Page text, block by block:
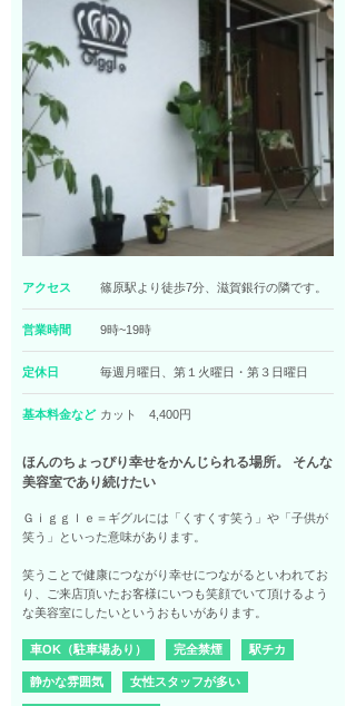
アクセス 篠原駅より徒歩7分、滋賀銀行の隣です。
営業時間 9時~19時
定休日 毎週月曜日、第１火曜日・第３日曜日
基本料金など カット 4,400円
ほんのちょっぴり幸せをかんじられる場所。 そんな
美容室であり続けたい
Ｇｉｇｇｌｅ＝ギグルには「くすくす笑う」や「子供が
笑う」といった意味があります。
笑うことで健康につながり幸せにつながるといわれてお
り、ご来店頂いたお客様にいつも笑顔でいて頂けるよう
な美容室にしたいというおもいがあります。
車OK（駐車場あり） 完全禁煙 駅チカ
静かな雰囲気 女性スタッフが多い